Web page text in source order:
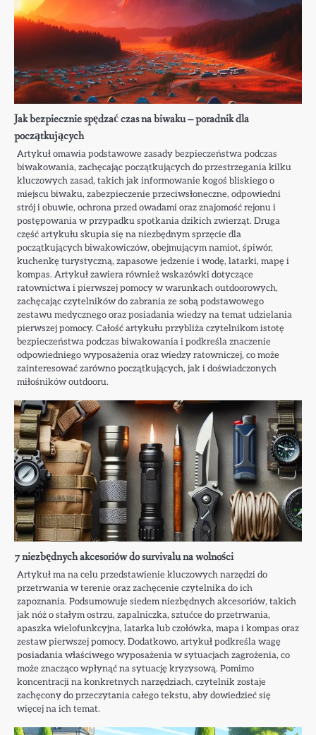
Jak bezpiecznie spędzać czas na biwaku – poradnik dla
początkujących
Artykuł omawia podstawowe zasady bezpieczeństwa podczas
biwakowania, zachęcając początkujących do przestrzegania kilku
kluczowych zasad, takich jak informowanie kogoś bliskiego o
miejscu biwaku, zabezpieczenie przeciwsłoneczne, odpowiedni
strój i obuwie, ochrona przed owadami oraz znajomość rejonu i
postępowania w przypadku spotkania dzikich zwierząt. Druga
część artykułu skupia się na niezbędnym sprzęcie dla
początkujących biwakowiczów, obejmującym namiot, śpiwór,
kuchenkę turystyczną, zapasowe jedzenie i wodę, latarki, mapę i
kompas. Artykuł zawiera również wskazówki dotyczące
ratownictwa i pierwszej pomocy w warunkach outdoorowych,
zachęcając czytelników do zabrania ze sobą podstawowego
zestawu medycznego oraz posiadania wiedzy na temat udzielania
pierwszej pomocy. Całość artykułu przybliża czytelnikom istotę
bezpieczeństwa podczas biwakowania i podkreśla znaczenie
odpowiedniego wyposażenia oraz wiedzy ratowniczej, co może
zainteresować zarówno początkujących, jak i doświadczonych
miłośników outdooru.
7 niezbędnych akcesoriów do survivalu na wolności
Artykuł ma na celu przedstawienie kluczowych narzędzi do
przetrwania w terenie oraz zachęcenie czytelnika do ich
zapoznania. Podsumowuje siedem niezbędnych akcesoriów, takich
jak nóż o stałym ostrzu, zapalniczka, sztućce do przetrwania,
apaszka wielofunkcyjna, latarka lub czołówka, mapa i kompas oraz
zestaw pierwszej pomocy. Dodatkowo, artykuł podkreśla wagę
posiadania właściwego wyposażenia w sytuacjach zagrożenia, co
może znacząco wpłynąć na sytuację kryzysową. Pomimo
koncentracji na konkretnych narzędziach, czytelnik zostaje
zachęcony do przeczytania całego tekstu, aby dowiedzieć się
więcej na ich temat.